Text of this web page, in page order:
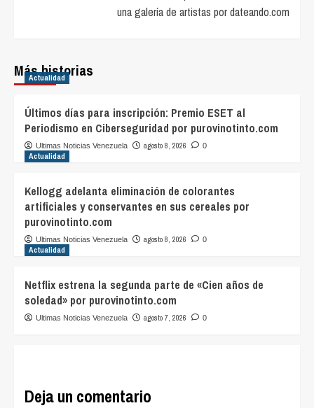
una galería de artistas por dateando.com
Más historias
Actualidad
Últimos días para inscripción: Premio ESET al
Periodismo en Ciberseguridad por purovinotinto.com
Ultimas Noticias Venezuela agosto 8, 2026 0
Actualidad
Kellogg adelanta eliminación de colorantes
artificiales y conservantes en sus cereales por
purovinotinto.com
Ultimas Noticias Venezuela agosto 8, 2026 0
Actualidad
Netflix estrena la segunda parte de «Cien años de
soledad» por purovinotinto.com
Ultimas Noticias Venezuela agosto 7, 2026 0
Deja un comentario